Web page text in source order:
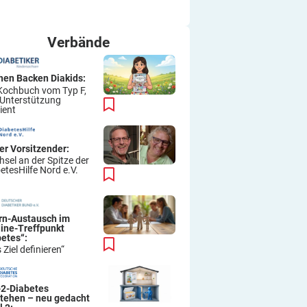
Verbände
Backen Diakids:
vom Typ F,
Vorsitzender:
an der Spitze der
Nord e.V.
Austausch im
Treffpunkt
Ziel definieren“
Diabetes
– neu gedacht